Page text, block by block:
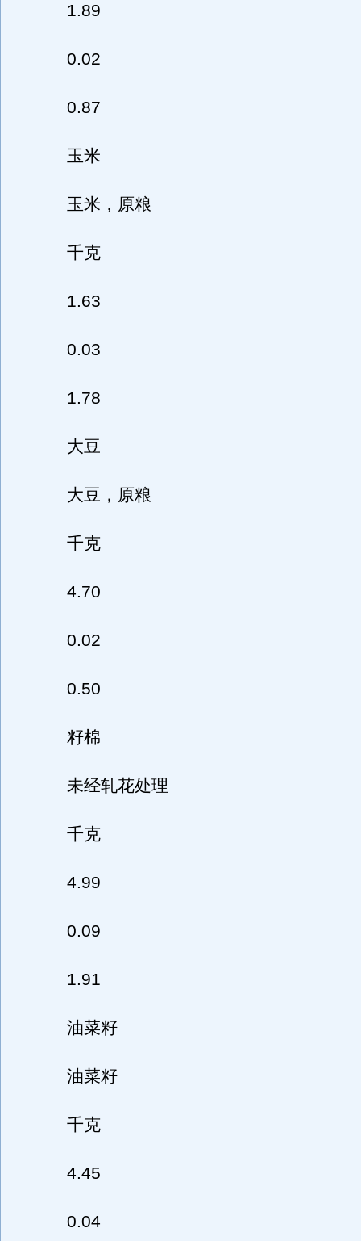
1.89
0.02
0.87
玉米
玉米，原粮
千克
1.63
0.03
1.78
大豆
大豆，原粮
千克
4.70
0.02
0.50
籽棉
未经轧花处理
千克
4.99
0.09
1.91
油菜籽
油菜籽
千克
4.45
0.04